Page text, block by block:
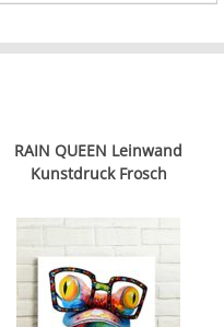
RAIN QUEEN Leinwand
Kunstdruck Frosch